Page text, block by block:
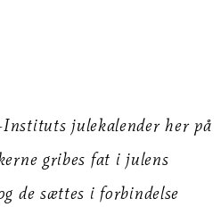
julekalender her på
gribes fat i julens
de sættes i forbindelse